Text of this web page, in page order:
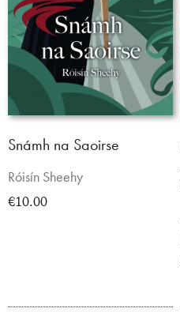
Snámh na Saoirse
Róisín Sheehy
€10.00